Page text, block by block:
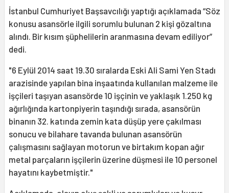
İstanbul Cumhuriyet Başsavcılığı yaptığı açıklamada “Söz
konusu asansörle ilgili sorumlu bulunan 2 kişi gözaltına
alındı. Bir kısım şüphelilerin aranmasına devam ediliyor”
dedi.
"6 Eylül 2014 saat 19.30 sıralarda Eski Ali Sami Yen Stadı
arazisinde yapılan bina inşaatında kullanılan malzeme ile
işçileri taşıyan asansörde 10 işçinin ve yaklaşık 1.250 kg
ağırlığında kartonpiyerin taşındığı sırada, asansörün
binanın 32. katında zemin kata düşüp yere çakılması
sonucu ve bilahare tavanda bulunan asansörün
çalışmasını sağlayan motorun ve birtakım kopan ağır
metal parçaların işçilerin üzerine düşmesi ile 10 personel
hayatını kaybetmiştir."